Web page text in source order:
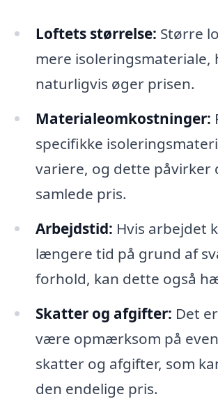
Loftets størrelse: Større
mere isoleringsmateriale,
naturligvis øger prisen.
Materialeomkostninger:
specifikke
variere, og dette påvirker
samlede pris.
Arbejdstid: Hvis arbejdet
længere tid på grund af
forhold, kan dette også
Skatter og afgifter: Det
være opmærksom på
skatter og afgifter, som
den endelige pris.